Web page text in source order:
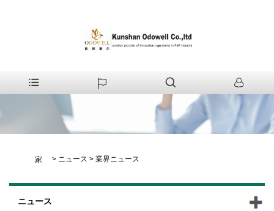
家 > ニュース > 業界ニュース
ニュース